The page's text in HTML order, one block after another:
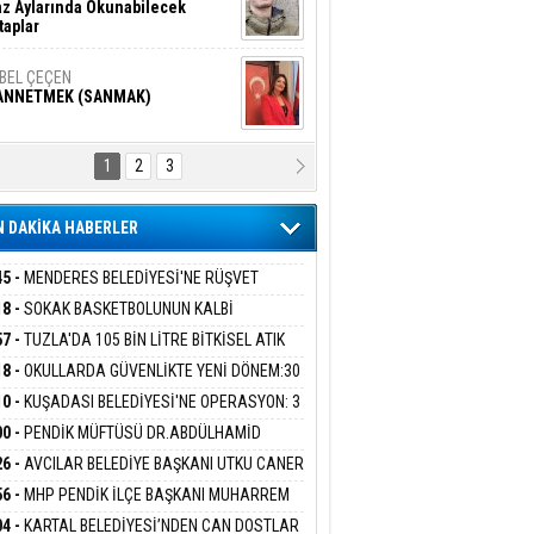
Aylarında Okunabilecek
ÇEÇEN
(SANMAK)
DNA Kuşaklararası
Biyolojik Faturası
Adıyaman
Bu Sahaya Sığmazam
Ali Çölük
Satırın İçindeki İnsan
Kılıç
ATEŞE ATILAN VİCDAN
BAŞARSLAN
1 2 3
DAKİKA HABERLER
- MENDERES BELEDİYESİ'NE RÜŞVET
BAŞKANI İLKAY ÇİÇEK
SEVK EDİLDİ
- SOKAK BASKETBOLUNUN KALBİ
ATACAK
- TUZLA'DA 105 BİN LİTRE BİTKİSEL ATIK
TOPLANDI
- OKULLARDA GÜVENLİKTE YENİ DÖNEM:30
ALINACAK DEDEKTÖRLÜ ARAMA
- KUŞADASI BELEDİYESİ'NE OPERASYON: 3
15 GÖZALTI
- PENDİK MÜFTÜSÜ DR.ABDÜLHAMİD
BASIN MENSUPLARINI AĞIRLADI
- AVCILAR BELEDİYE BAŞKANI UTKU CANER
HAKKINDA TAHLİYE KARARI
- MHP PENDİK İLÇE BAŞKANI MUHARREM
ORDULULAR DERNEĞİ HEYETİNİ
- KARTAL BELEDİYESİ’NDEN CAN DOSTLAR